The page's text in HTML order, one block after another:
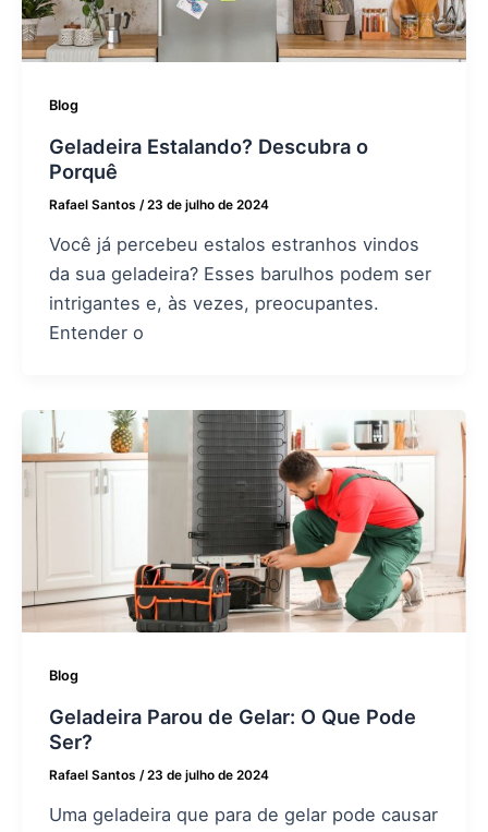
Blog
Geladeira Estalando? Descubra o
Porquê
Rafael Santos /23 de julho de 2024
Você já percebeu estalos estranhos vindos
da sua geladeira? Esses barulhos podem ser
intrigantes e, às vezes, preocupantes.
Entender o
Blog
Geladeira Parou de Gelar: O Que Pode
Ser?
Rafael Santos /23 de julho de 2024
Uma geladeira que para de gelar pode causar